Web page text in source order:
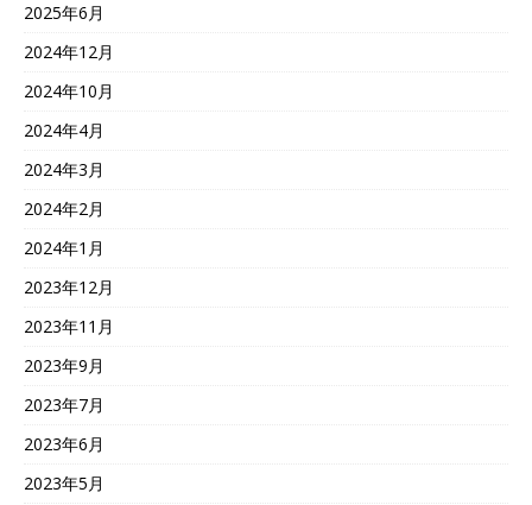
2025年6月
2024年12月
2024年10月
2024年4月
2024年3月
2024年2月
2024年1月
2023年12月
2023年11月
2023年9月
2023年7月
2023年6月
2023年5月